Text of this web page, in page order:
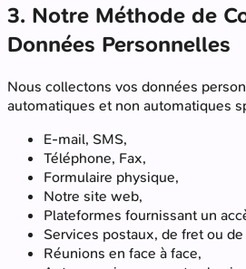
3. Notre Méthode de
Données Personnelles
Nous collectons vos données
automatiques et non automatiques
E-mail, SMS,
Téléphone, Fax,
Formulaire physique,
Notre site web,
Plateformes fournissant un
Services postaux, de fret ou
Réunions en face à face,